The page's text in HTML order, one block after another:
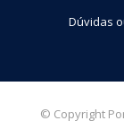
Dúvidas
© Copyright